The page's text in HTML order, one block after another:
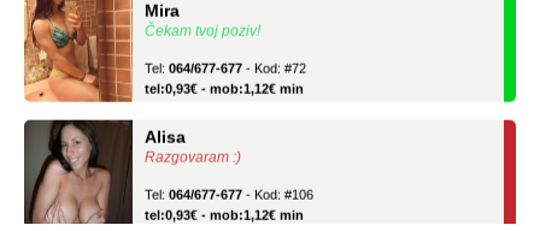
Čekam tvoj poziv!
tel:0,93€ - mob:1,12€ min
Razgovaram :)
tel:0,93€ - mob:1,12€ min
Obavijesti me kada se oslobodi